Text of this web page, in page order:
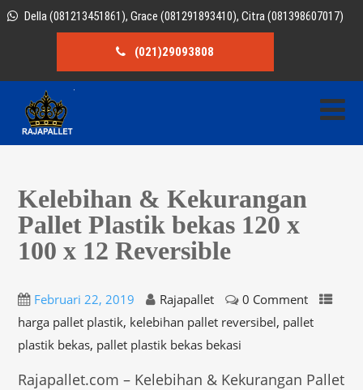
Della (081213451861), Grace (081291893410), Citra (081398607017)
(021)29093808
Kelebihan & Kekurangan
Pallet Plastik bekas 120 x
100 x 12 Reversible
Februari 22, 2019 Rajapallet
0 Comment
harga pallet plastik, kelebihan pallet reversibel, pallet
plastik bekas, pallet plastik bekas bekasi
Rajapallet.com – Kelebihan & Kekurangan Pallet